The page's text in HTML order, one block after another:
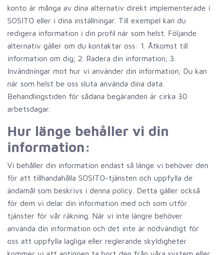
konto är många av dina alternativ direkt implementerade i
SOSITO eller i dina inställningar. Till exempel kan du
redigera information i din profil när som helst. Följande
alternativ gäller om du kontaktar oss: 1. Åtkomst till
information om dig; 2. Radera din information; 3.
Invändningar mot hur vi använder din information; Du kan
när som helst be oss sluta använda dina data.
Behandlingstiden för sådana begäranden är cirka 30
arbetsdagar.
Hur länge behåller vi din
information:
Vi behåller din information endast så länge vi behöver den
för att tillhandahålla SOSITO-tjänsten och uppfylla de
ändamål som beskrivs i denna policy. Detta gäller också
för dem vi delar din information med och som utför
tjänster för vår räkning. När vi inte längre behöver
använda din information och det inte är nödvändigt för
oss att uppfylla lagliga eller reglerande skyldigheter